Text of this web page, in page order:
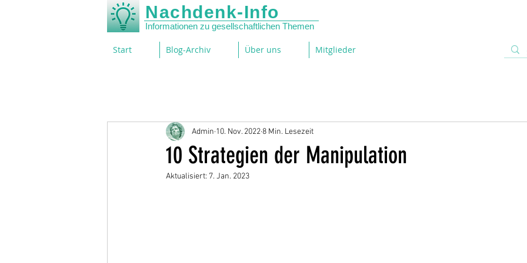
Nachdenk-Info
Informationen zu gesellschaftlichen Themen
Start Blog-Archiv Über uns Mitglieder
10 Strategien der Manipulation
Admin 10. Nov. 2022 8 Min. Lesezeit
Aktualisiert: 7. Jan. 2023